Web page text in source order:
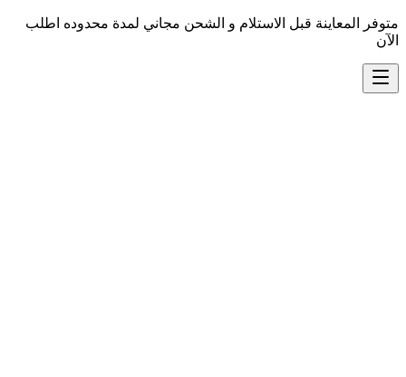
متوفر المعاينة قبل الاستلام و الشحن مجاني لمدة محدوده اطلب
الآن